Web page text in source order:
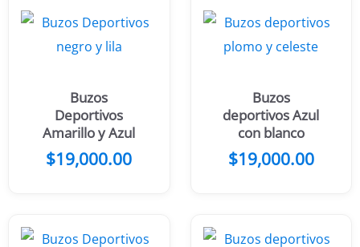
Buzos
Deportivos
Amarillo y Azul
$19,000.00
Buzos
deportivos Azul
con blanco
$19,000.00